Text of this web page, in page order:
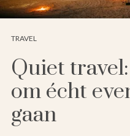
TRAVEL
Quiet
om écht
gaan